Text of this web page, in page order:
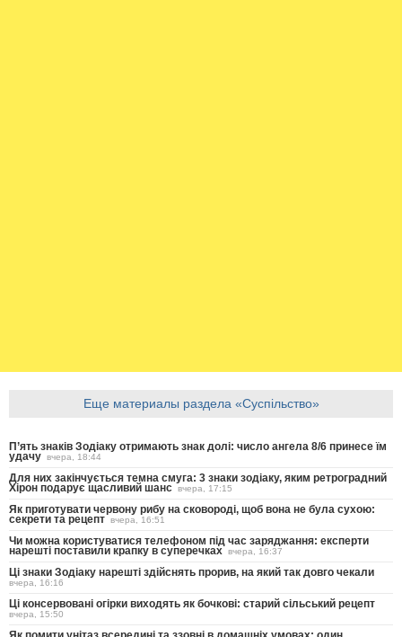
Еще материалы раздела «Суспільство»
П’ять знаків Зодіаку отримають знак долі: число ангела 8/6 принесе їм
удачу вчера, 18:44
Для них закінчується темна смуга: 3 знаки зодіаку, яким ретроградний
Хірон подарує щасливий шанс вчера, 17:15
Як приготувати червону рибу на сковороді, щоб вона не була сухою:
секрети та рецепт вчера, 16:51
Чи можна користуватися телефоном під час заряджання: експерти
нарешті поставили крапку в суперечках вчера, 16:37
Ці знаки Зодіаку нарешті здійснять прорив, на який так довго чекали
вчера, 16:16
Ці консервовані огірки виходять як бочкові: старий сільський рецепт
вчера, 15:50